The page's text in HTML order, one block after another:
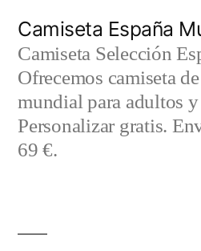
contenido
Camiseta España
Camiseta Selección
Ofrecemos camiseta
mundial para adultos
Personalizar gratis.
69 €.